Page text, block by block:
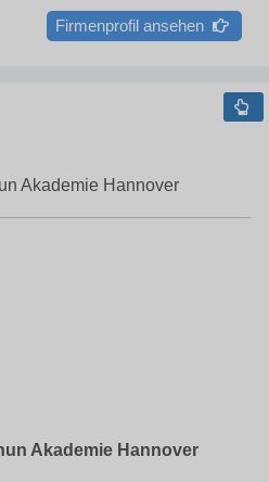
Firmenprofil ansehen
Akademie Hannover
Akademie Hannover